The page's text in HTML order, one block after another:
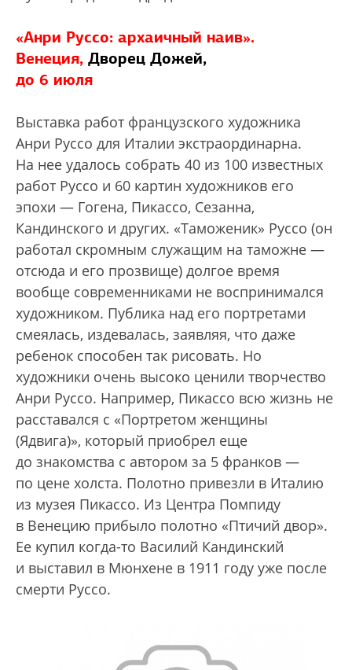
«Анри Руссо: архаичный наив».
Венеция, Дворец Дожей,
до 6 июля
Выставка работ французского художника
Анри Руссо для Италии экстраординарна.
На нее удалось собрать 40 из 100 известных
работ Руссо и 60 картин художников его
эпохи — Гогена, Пикассо, Сезанна,
Кандинского и других. «Таможеник» Руссо (он
работал скромным служащим на таможне —
отсюда и его прозвище) долгое время
вообще современниками не воспринимался
художником. Публика над его портретами
смеялась, издевалась, заявляя, что даже
ребенок способен так рисовать. Но
художники очень высоко ценили творчество
Анри Руссо. Например, Пикассо всю жизнь не
расставался с «Портретом женщины
(Ядвига)», который приобрел еще
до знакомства с автором за 5 франков —
по цене холста. Полотно привезли в Италию
из музея Пикассо. Из Центра Помпиду
в Венецию прибыло полотно «Птичий двор».
Ее купил когда-то Василий Кандинский
и выставил в Мюнхене в 1911 году уже после
смерти Руссо.